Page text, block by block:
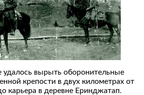
удалось вырыть оборонительные
крепости в двух километрах от
карьера в деревне Еринджатап.